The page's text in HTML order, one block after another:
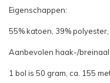
Eigenschappen:
55% katoen, 39%
Aanbevolen haak-/
1 bol is 50 gram, ca. 155